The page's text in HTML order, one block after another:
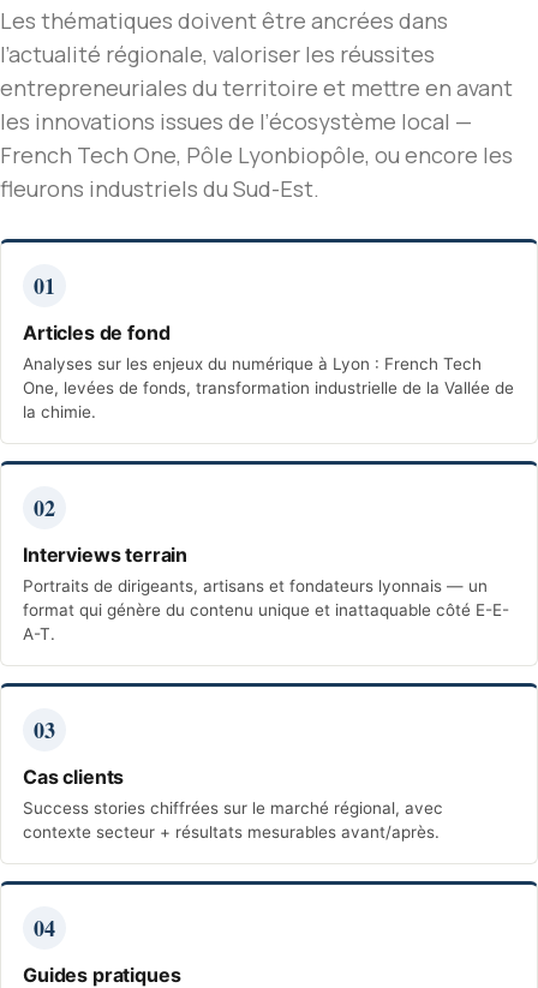
Les thématiques doivent être ancrées dans
l’actualité régionale, valoriser les réussites
entrepreneuriales du territoire et mettre en avant
les innovations issues de l’écosystème local —
French Tech One, Pôle Lyonbiopôle, ou encore les
fleurons industriels du Sud-Est.
01
Articles de fond
Analyses sur les enjeux du numérique à Lyon : French Tech
One, levées de fonds, transformation industrielle de la Vallée de
la chimie.
02
Interviews terrain
Portraits de dirigeants, artisans et fondateurs lyonnais — un
format qui génère du contenu unique et inattaquable côté E-E-
A-T.
03
Cas clients
Success stories chiffrées sur le marché régional, avec
contexte secteur + résultats mesurables avant/après.
04
Guides pratiques